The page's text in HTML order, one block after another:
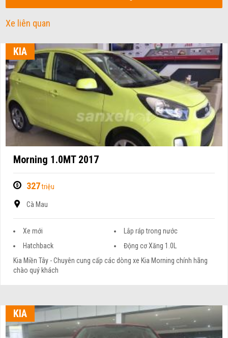
Xe liên quan
KIA
Morning 1.0MT 2017
327triệu
Cà Mau
Xe mới
Lắp ráp trong nước
Hatchback
Động cơ Xăng 1.0L
Kia Miền Tây - Chuyên cung cấp các dòng xe Kia Morning chính hãng
chào quý khách
KIA